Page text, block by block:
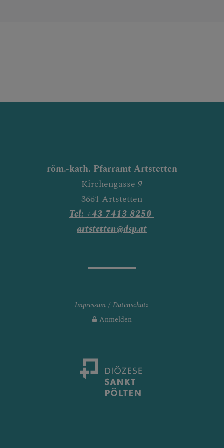
röm.-kath. Pfarramt Artstetten
Kirchengasse 9
3661 Artstetten
Tel: +43 7413 8250
artstetten@dsp.at
Impressum
Datenschutz
Anmelden